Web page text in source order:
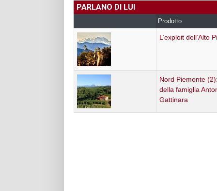
PARLANO DI LUI
Prodotto
L’exploit dell’Alto
Nord Piemonte
della famiglia
Gattinara